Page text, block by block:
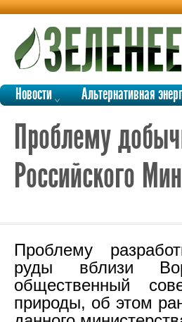
Новости Альтернативная
Проблему
Российского
Проблему
руды вблизи
общественный
природы, об этом